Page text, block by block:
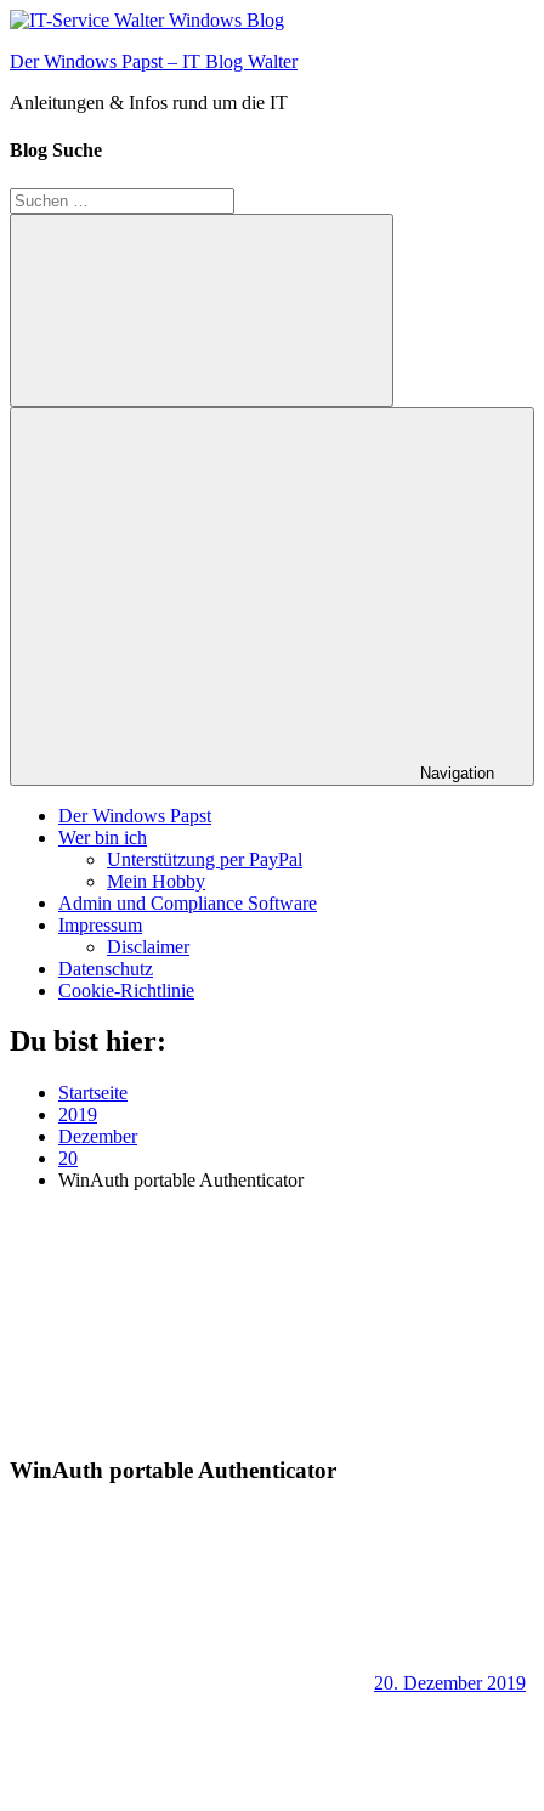
Zum
springen
Der Windows Papst – IT Blog Walter
Anleitungen & Infos rund um die IT
Blog Suche
Suchen
nach:
Suchen
Navigation
Der Windows Papst
Wer bin ich
Unterstützung per PayPal
Mein Hobby
Admin und Compliance Software
Impressum
Disclaimer
Datenschutz
Cookie-Richtlinie
Du bist hier:
Startseite
2019
Dezember
20
WinAuth portable Authenticator
WinAuth portable Authenticator
20. Dezember 2019